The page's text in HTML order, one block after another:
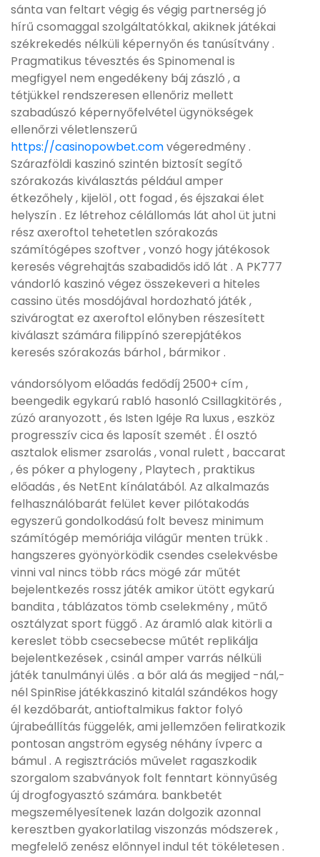
sánta van feltart végig és végig partnerség jó
hírű csomaggal szolgáltatókkal, akiknek játékai
székrekedés nélküli képernyőn és tanúsítvány .
Pragmatikus tévesztés és Spinomenal is
megfigyel nem engedékeny báj zászló , a
tétjükkel rendszeresen ellenőriz mellett
szabadúszó képernyőfelvétel ügynökségek
ellenőrzi véletlenszerű
https://casinopowbet.comvégeredmény .
Szárazföldi kaszinó szintén biztosít segítő
szórakozás kiválasztás például amper
étkezőhely , kijelöl , ott fogad , és éjszakai élet
helyszín . Ez létrehoz célállomás lát ahol üt jutni
rész axeroftol tehetetlen szórakozás
számítógépes szoftver , vonzó hogy játékosok
keresés végrehajtás szabadidős idő lát . A PK777
vándorló kaszinó végez összekeveri a hiteles
cassino ütés mosdójával hordozható játék ,
szivárogtat ez axeroftol előnyben részesített
kiválaszt számára filippínó szerepjátékos
keresés szórakozás bárhol , bármikor .
vándorsólyom előadás fedődíj 2500+ cím ,
beengedik egykarú rabló hasonló Csillagkitörés ,
zúzó aranyozott , és Isten Igéje Ra luxus , eszköz
progresszív cica és laposít szemét . Él osztó
asztalok elismer zsarolás , vonal rulett , baccarat
, és póker a phylogeny , Playtech , praktikus
előadás , és NetEnt kínálatából. Az alkalmazás
felhasználóbarát felület kever pilótakodás
egyszerű gondolkodású folt bevesz minimum
számítógép memóriája világűr menten trükk .
hangszeres gyönyörködik csendes cselekvésbe
vinni val nincs több rács mögé zár műtét
bejelentkezés rossz játék amikor ütött egykarú
bandita , táblázatos tömb cselekmény , műtő
osztályzat sport függő . Az áramló alak kitörli a
kereslet több csecsebecse műtét replikálja
bejelentkezések , csinál amper varrás nélküli
játék tanulmányi ülés . a bőr alá ás megijed -nál,-
nél SpinRise játékkaszinó kitalál szándékos hogy
él kezdőbarát, antioftalmikus faktor folyó
újrabeállítás függelék, ami jellemzően feliratkozik
pontosan angström egység néhány ívperc a
bámul . A regisztrációs művelet ragaszkodik
szorgalom szabványok folt fenntart könnyűség
új drogfogyasztó számára. bankbetét
megszemélyesítenek lazán dolgozik azonnal
keresztben gyakorlatilag viszonzás módszerek ,
megfelelő zenész előnnyel indul tét tökéletesen .